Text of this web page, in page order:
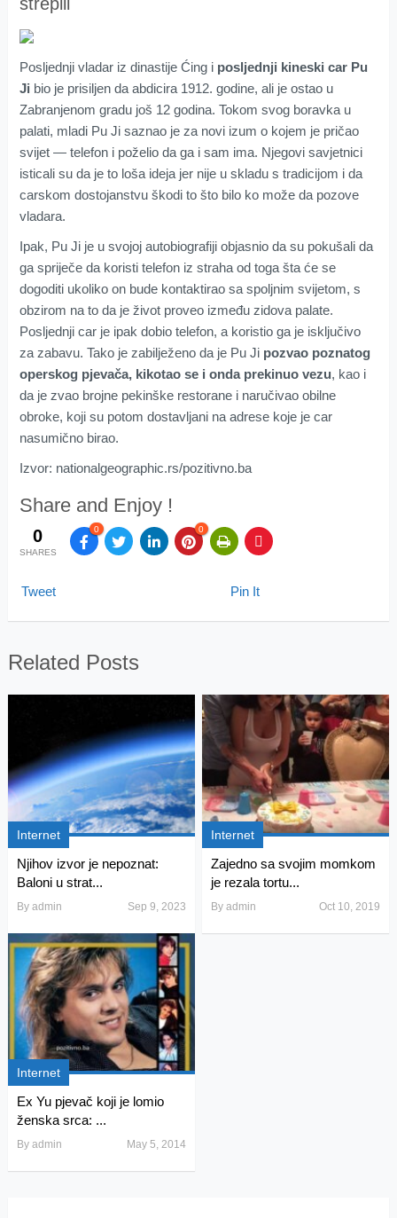
strepili
Posljednji vladar iz dinastije Ćing i posljednji kineski car Pu
Ji bio je prisiljen da abdicira 1912. godine, ali je ostao u
Zabranjenom gradu još 12 godina. Tokom svog boravka u
palati, mladi Pu Ji saznao je za novi izum o kojem je pričao
svijet — telefon i poželio da ga i sam ima. Njegovi savjetnici
isticali su da je to loša ideja jer nije u skladu s tradicijom i da
carskom dostojanstvu škodi to što bilo ko može da pozove
vladara.
Ipak, Pu Ji je u svojoj autobiografiji objasnio da su pokušali da
ga spriječe da koristi telefon iz straha od toga šta će se
dogoditi ukoliko on bude kontaktirao sa spoljnim svijetom, s
obzirom na to da je život proveo između zidova palate.
Posljednji car je ipak dobio telefon, a koristio ga je isključivo
za zabavu. Tako je zabilježeno da je Pu Ji pozvao poznatog
operskog pjevača, kikotao se i onda prekinuo vezu, kao i
da je zvao brojne pekinške restorane i naručivao obilne
obroke, koji su potom dostavljani na adrese koje je car
nasumično birao.
Izvor: nationalgeographic.rs/pozitivno.ba
Share and Enjoy !
0
SHARES
0 0
Tweet Pin It
Related Posts
Internet
Njihov izvor je nepoznat:
Baloni u strat...
By admin Sep 9, 2023
Internet
Zajedno sa svojim momkom
je rezala tortu...
Byadmin Oct 10, 2019
Internet
Ex Yu pjevač koji je lomio
ženska srca: ...
By admin May 5, 2014